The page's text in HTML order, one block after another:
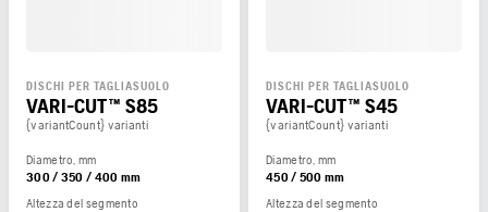
DISCHI PER TAGLIASUOLO
VARI-CUT™ S85
{variantCount} varianti
Diametro, mm
300 / 350 / 400 mm
Altezza del segmento
DISCHI PER TAGLIASUOLO
VARI-CUT™ S45
{variantCount} varianti
Diametro, mm
450 / 500 mm
Altezza del segmento